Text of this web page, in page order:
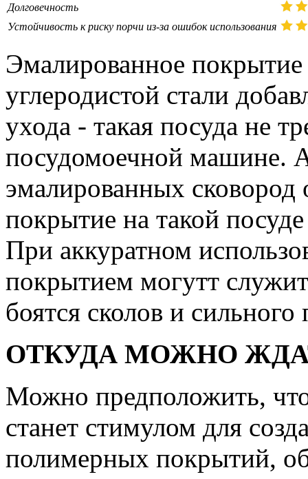
Долговечность
Устойчивость к риску порчи из-за ошибок использования
Эмалированное покрытие
углеродистой стали
ухода - такая посуда не
посудомоечной машине.
эмалированных сковород
покрытие на такой
При аккуратном
покрытием могутт
боятся сколов и сильного
ОТКУДА МОЖНО
Можно предположить,
станет стимулом для
полимерных покрытий,